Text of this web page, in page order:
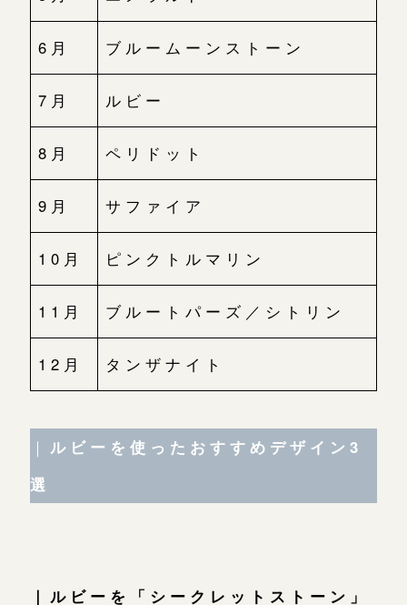
6月 ブルームーンストーン
7月 ルビー
8月 ペリドット
9月 サファイア
10月 ピンクトルマリン
11月 ブルートパーズ／シトリン
12月 タンザナイト
｜ ルビーを使ったおすすめデザイン3
選
｜ルビーを「シークレットストーン」